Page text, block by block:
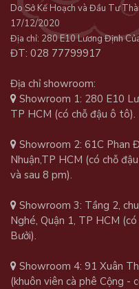
Do Sở Kế Hoạch và Đầu Tư
17/12/2020
Địa chỉ: 280 E10 Lương Định
ĐT: 028 77799917
Địa chỉ showroom:
Showroom 1: 280 E10
TP HCM (có chỗ đậu ô tô).
Showroom 2: 61C Phan
Nhuận,TP HCM (có chỗ
và sau 8 pm).
Showroom 3: Tầng 2,
Nghé, Quận 1, TP HCM
Bưởi).
Showroom 4: 91 Xuân
(khuôn viên cà phê Cộng -